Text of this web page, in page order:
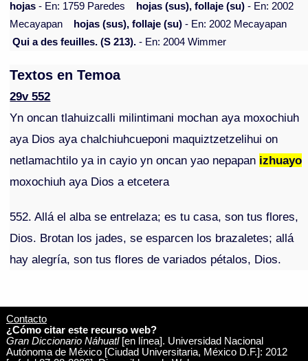
hojas - En: 1759 Paredes hojas (sus), follaje (su) - En: 2002
Mecayapan
hojas (sus), follaje (su) - En: 2002 Mecayapan
Qui a des feuilles. (S 213). - En: 2004 Wimmer
Textos en Temoa
29v 552
Yn oncan tlahuizcalli milintimani mochan aya moxochiuh
aya Dios aya chalchiuhcueponi maquiztzetzelihui on
netlamachtilo ya in cayio yn oncan yao nepapan izhuayo
moxochiuh aya Dios a etcetera
552. Allá el alba se entrelaza; es tu casa, son tus flores,
Dios. Brotan los jades, se esparcen los brazaletes; allá
hay alegría, son tus flores de variados pétalos, Dios.
Contacto
¿Cómo citar este recurso web?
Gran Diccionario Náhuatl[en línea]. Universidad Nacional
Autónoma de México [Ciudad Universitaria, México D.F.]: 2012